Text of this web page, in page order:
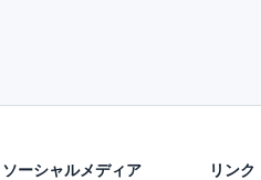
ソーシャルメディア
リンク